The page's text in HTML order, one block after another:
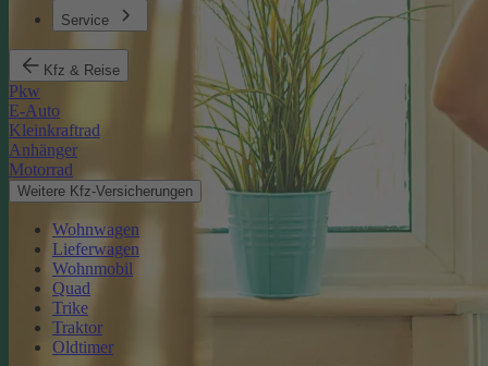
Service
Kfz & Reise
Pkw
E-Auto
Kleinkraftrad
Anhänger
Motorrad
Weitere Kfz-Versicherungen
Wohnwagen
Lieferwagen
Wohnmobil
Quad
Trike
Traktor
Oldtimer